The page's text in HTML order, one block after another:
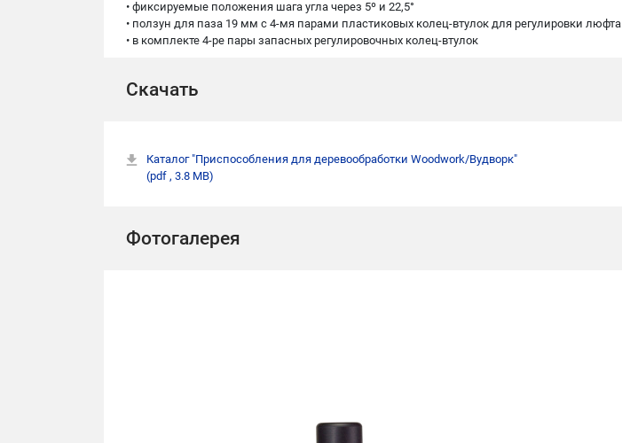
• фиксируемые положения шага угла через 5º и 22,5°
• ползун для паза 19 мм с 4-мя парами пластиковых колец-втулок для регулировки люфта
• в комплекте 4-ре пары запасных регулировочных колец-втулок
Скачать
Каталог "Приспособления для деревообработки Woodwork/Вудворк"
(pdf , 3.8 MB)
Фотогалерея